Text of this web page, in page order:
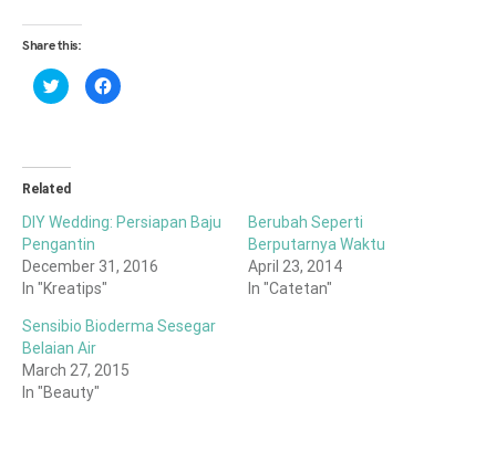
Share this:
Click
to
share
window)
Click
to
Related
DIY Wedding: Persiapan Baju
Pengantin
December 31, 2016
In "Kreatips"
Berubah Seperti
Berputarnya Waktu
April 23, 2014
In "Catetan"
Sensibio Bioderma Sesegar
Belaian Air
March 27, 2015
In "Beauty"